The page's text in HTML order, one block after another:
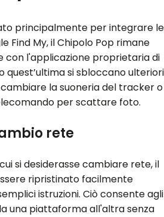
principalmente per integrare le
Find My, il Chipolo Pop rimane
con l'applicazione proprietaria di
quest’ultima si sbloccano ulteriori
la suoneria del tracker o
per scattare foto.
rete
si desiderasse cambiare rete, il
ripristinato facilmente
istruzioni. Ciò consente agli
una piattaforma all'altra senza